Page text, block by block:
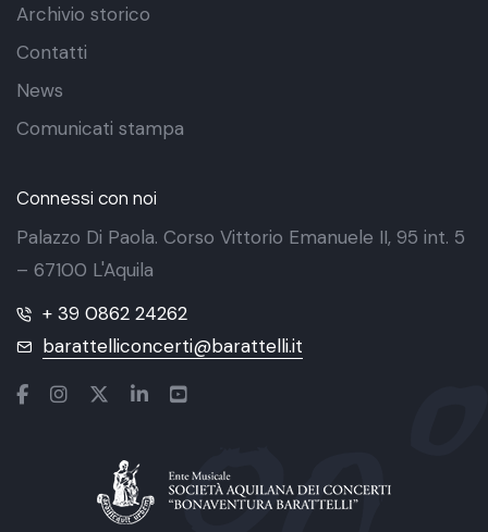
Archivio storico
Contatti
News
Comunicati stampa
Connessi con noi
Palazzo Di Paola. Corso Vittorio Emanuele II, 95 int. 5
– 67100 L'Aquila
+ 39 0862 24262
barattelliconcerti@barattelli.it